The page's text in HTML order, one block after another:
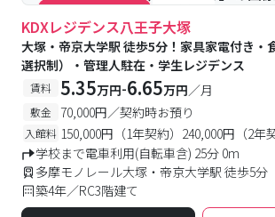
#キャンペーン実施中 #食事付き
KDXレジデンス八王子大塚
大塚・帝京大学駅 徒歩5分！家具家電付き・
選択制）・管理人駐在・学生レジデンス
賃料 5.35万円-6.65万円／月
敷金 70,000円／契約時お預り
入館料 150,000円（1年契約）240,000円（2年
学校まで電車利用(自転車含) 25分 0m
多摩モノレール大塚・帝京大学駅 徒歩5分
築4年／RC3階建て